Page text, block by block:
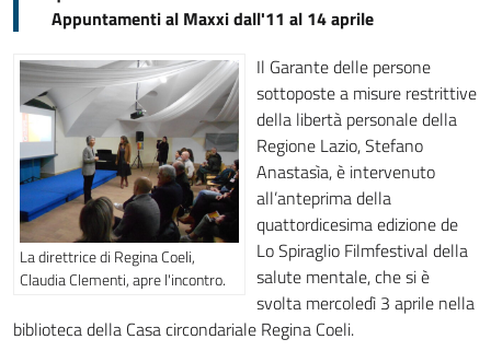
Appuntamenti al Maxxi dall'11 al 14 aprile
La direttrice di Regina Coeli,
Claudia Clementi, apre l'incontro.
Il Garante delle persone
sottoposte a misure restrittive
della libertà personale della
Regione Lazio, Stefano
Anastasìa, è intervenuto
all’anteprima della
quattordicesima edizione de
Lo Spiraglio Filmfestival della
salute mentale, che si è
svolta mercoledì 3 aprile nella
biblioteca della Casa circondariale Regina Coeli.